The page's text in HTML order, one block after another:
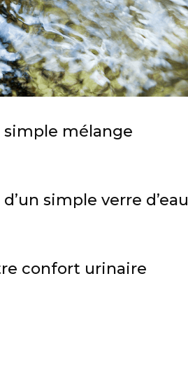
simple mélange
simple verre d’eau
confort urinaire